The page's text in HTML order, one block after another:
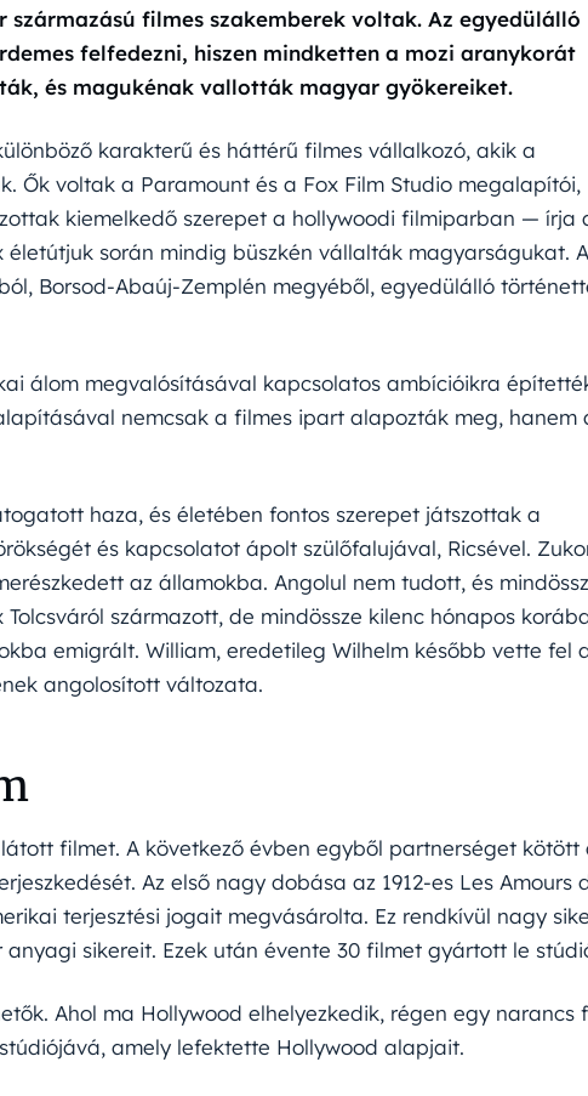
filmes szakemberek voltak. Az egyedülálló
felfedezni, hiszen mindketten a mozi aranykorát
és magukénak vallották magyar gyökereiket.
karakterű és háttérű filmes vállalkozó, akik a
Ők voltak a Paramount és a Fox Film Studio megalapítói,
kiemelkedő szerepet a hollywoodi filmiparban — írja
életútjuk során mindig büszkén vállalták magyarságukat.
Borsod-Abaúj-Zemplén megyéből, egyedülálló
álom megvalósításával kapcsolatos ambícióikra
nemcsak a filmes ipart alapozták meg, hanem
haza, és életében fontos szerepet játszottak a
és kapcsolatot ápolt szülőfalujával, Ricsével.
az államokba. Angolul nem tudott, és
származott, de mindössze kilenc hónapos
emigrált. William, eredetileg Wilhelm később vette fel
angolosított változata.
filmet. A következő évben egyből partnerséget kötött
Az első nagy dobása az 1912-es Les Amours
terjesztési jogait megvásárolta. Ez rendkívül nagy
sikereit. Ezek után évente 30 filmet gyártott le
Ahol ma Hollywood elhelyezkedik, régen egy narancs
amely lefektette Hollywood alapjait.